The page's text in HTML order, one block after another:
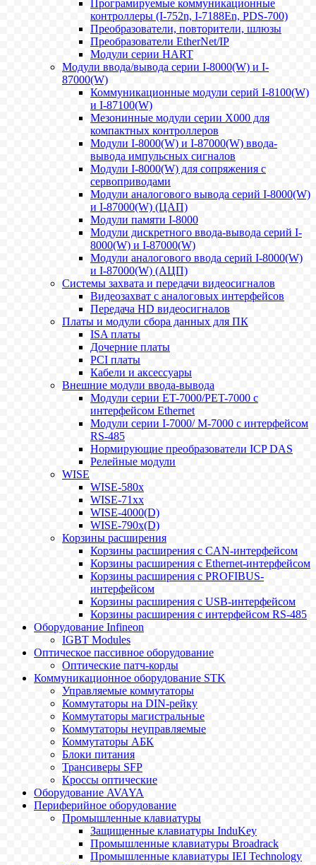
Програмируемые коммуникационные
контроллеры (I-752n, I-7188En, PDS-700)
Преобразователи, повторители, шлюзы
Преобразователи EtherNet/IP
Модули серии HART
Модули ввода/вывода серии I-8000(W) и I-
87000(W)
Коммуникационные модули серий I-8100(W)
и I-87100(W)
Мезонинные модули серии X000 для
компактных контроллеров
Модули I-8000(W) и I-87000(W) ввода-
вывода импульсных сигналов
Модули I-8000(W) для сопряжения с
сервоприводами
Модули аналогового вывода серий I-8000(W)
и I-87000(W) (ЦАП)
Модули памяти I-8000
Модули дискретного ввода-вывода серий I-
8000(W) и I-87000(W)
Модули аналогового ввода серий I-8000(W)
и I-87000(W) (АЦП)
Системы захвата и передачи видеосигналов
Видеозахват с аналоговых интерфейсов
Передача HD видеосигналов
Платы и модули сбора данных для ПК
ISA платы
Дочерние платы
PCI платы
Кабели и аксессуары
Внешние модули ввода-вывода
Модули серии ET-7000/PET-7000 с
интерфейсом Ethernet
Модули серии I-7000/ M-7000 с интерфейсом
RS-485
Нормирующие преобразователи ICP DAS
Релейные модули
WISE
WISE-580x
WISE-71xx
WISE-4000(D)
WISE-790x(D)
Корзины расширения
Корзины расширения с CAN-интерфейсом
Корзины расширения с Ethernet-интерфейсом
Корзины расширения с PROFIBUS-
интерфейсом
Корзины расширения с USB-интерфейсом
Корзины расширения с интерфейсом RS-485
Оборудование Infineon
IGBT Modules
Оптическое пассивное оборудование
Оптические патч-корды
Коммуникационное оборудование STK
Управляемые коммутаторы
Коммутаторы на DIN-рейку
Коммутаторы магистральные
Коммутаторы неуправляемые
Коммутаторы АБК
Блоки питания
Трансиверы SFP
Кроссы оптические
Оборудование AVAYA
Периферийное оборудование
Промышленные клавиатуры
Защищенные клавиатуры InduKey
Промышленные клавиатуры Broadrack
Промышленные клавиатуры IEI Technology